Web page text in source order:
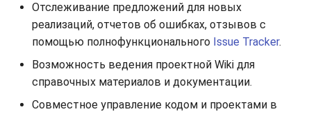
Отслеживание предложений для новых
реализаций, отчетов об ошибках, отзывов с
помощью полнофункционального Issue Tracker.
Возможность ведения проектной Wiki для
справочных материалов и документации.
Совместное управление кодом и проектами в